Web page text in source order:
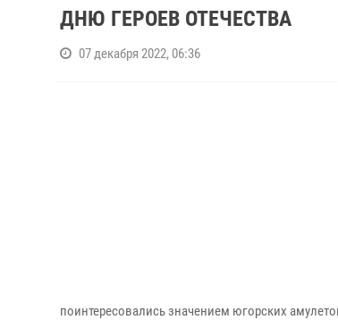
ДНЮ ГЕРОЕВ ОТЕЧЕСТВА
07 декабря 2022, 06:36
поинтересовались значением югорских